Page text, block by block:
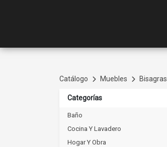
Catálogo Muebles Bisagras
Categorías
Baño
Cocina Y Lavadero
Hogar Y Obra